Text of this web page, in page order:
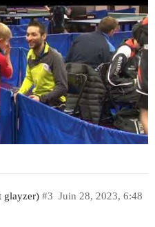
glayzer) Juin 28, 2023, 6:48
#3